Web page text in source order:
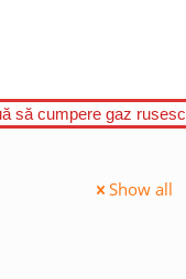
să cumpere gaz
Show all